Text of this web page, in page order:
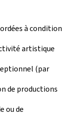
à condition
artistique
(par
de productions
ou de